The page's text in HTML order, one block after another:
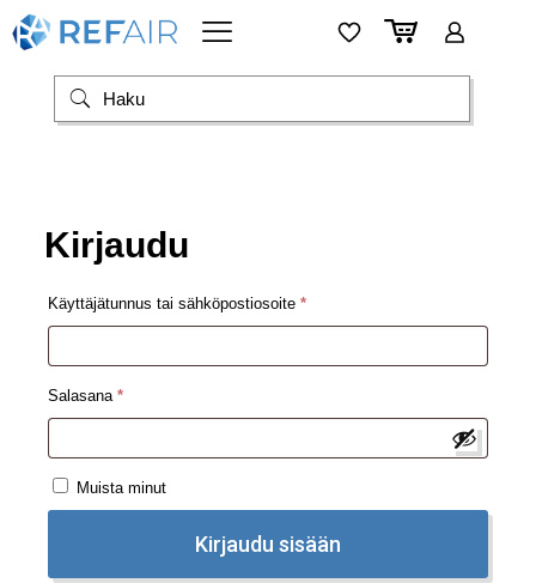
Kirjaudu
Käyttäjätunnus tai sähköpostiosoite *Vaaditaan
Salasana *Vaaditaan
Muista minut
Kirjaudu sisään